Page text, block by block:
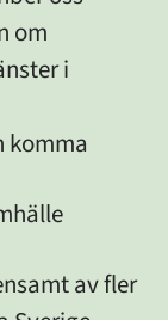
om
i
komma
av fler